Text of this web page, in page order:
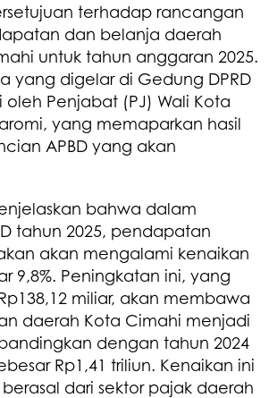
terhadap rancangan
dan belanja daerah
untuk tahun anggaran 2025.
yang digelar di Gedung DPRD
oleh Penjabat (PJ) Wali Kota
yang memaparkan hasil
APBD yang akan
bahwa dalam
tahun 2025, pendapatan
akan mengalami kenaikan
9,8%. Peningkatan ini, yang
miliar, akan membawa
daerah Kota Cimahi menjadi
dengan tahun 2024
Rp1,41 triliun. Kenaikan ini
dari sektor pajak daerah